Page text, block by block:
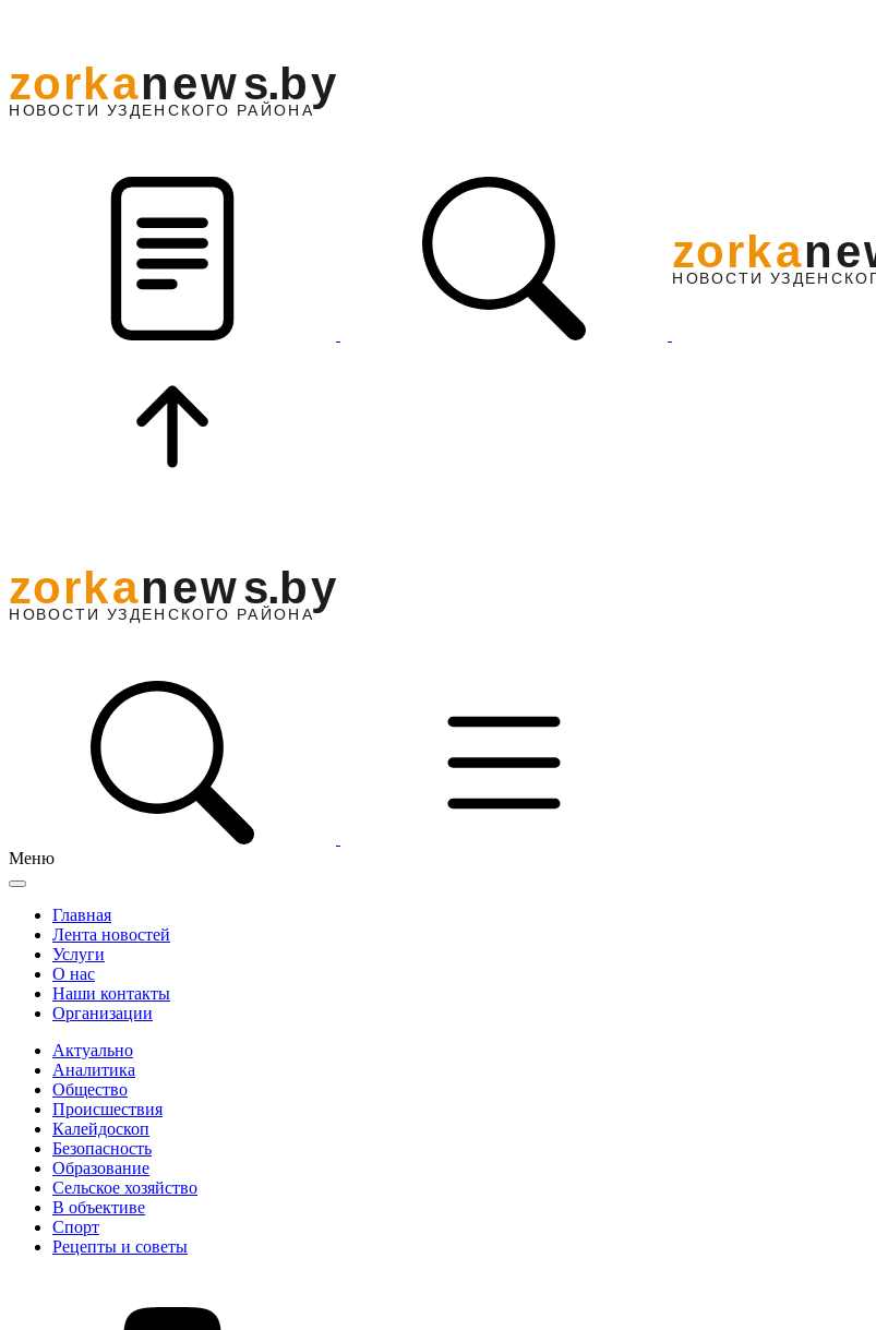
НО ВОСТИ УЗДЕНС КО ГО РАЙОНА
zorkanews.by
Меню
Главная
Лента новостей
Услуги
О нас
Наши контакты
Организации
Актуально
Аналитика
Общество
Происшествия
Калейдоскоп
Безопасность
Образование
Сельское хозяйство
В объективе
Спорт
Рецепты и советы